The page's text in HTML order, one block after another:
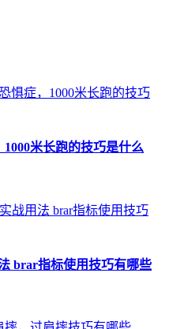
米长跑的技巧是什么
brar指标使用技巧有哪些